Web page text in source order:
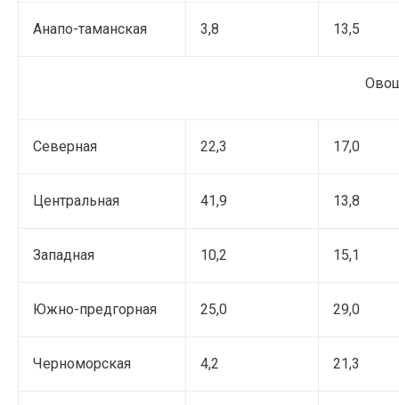
Анапо-таманская 3,8 13,5
Северная 22,3 17,0
Центральная 41,9 13,8
Западная 10,2 15,1
Южно-предгорная 25,0 29,0
Черноморская 4,2 21,3